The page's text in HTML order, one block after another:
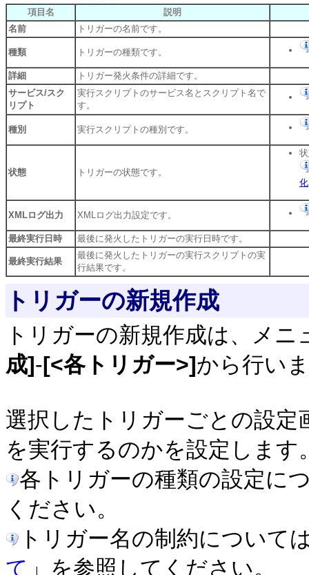
項目名
説明
名前
トリガーの名前です。
種類 トリガーの種類です。
詳細
トリガー発火条件の詳細です。
サービス/スク
リプト
実行スクリプトのサービス名とスクリプト名で
す。
種別 実行スクリプトの種別です。
状態 トリガーの状態です。
化
XMLログ出力 XMLログ出力設定です。
最終実行日時 最後に発火したトリガーの実行日時です。
最終実行結果
最後に発火したトリガーの実行スクリプトの実
行結果です。
トリガーの新規作成
トリガーの新規作成は、メニ
成]-[<各トリガー>]から行い
選択したトリガーごとの設
を実行するのかを設定します
各トリガーの種類の設定に
ください。
トリガー名の制約について
て 」を参照してください。